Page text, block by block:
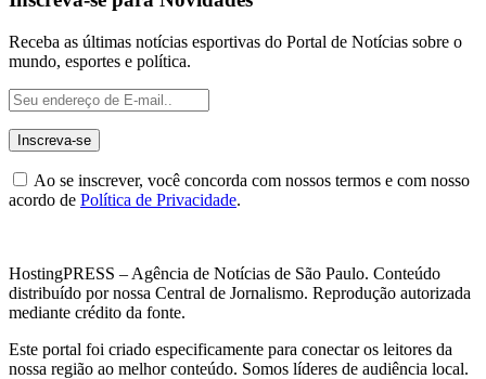
Receba as últimas notícias esportivas do Portal de Notícias sobre o
mundo, esportes e política.
Ao se inscrever, você concorda com nossos termos e com nosso
acordo de Política de Privacidade.
HostingPRESS – Agência de Notícias de São Paulo. Conteúdo
distribuído por nossa Central de Jornalismo. Reprodução autorizada
mediante crédito da fonte.
Este portal foi criado especificamente para conectar os leitores da
nossa região ao melhor conteúdo. Somos líderes de audiência local.